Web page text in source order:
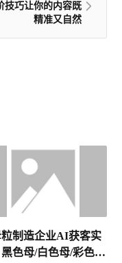
技巧让你的内容既
精准又自然
制造企业AI获客实
色母/白色母/彩色母